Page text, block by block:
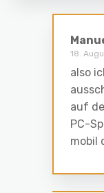
18.
also
auf
PC-
mobil